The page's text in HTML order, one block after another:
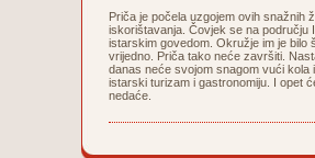
Priča je počela uzgojem ovih snažnih
iskorištavanja. Čovjek se na području
istarskim govedom. Okružje im je bilo
vrijedno. Priča tako neće završiti.
danas neće svojom snagom vući kola
istarski turizam i gastronomiju. I opet
nedaće.